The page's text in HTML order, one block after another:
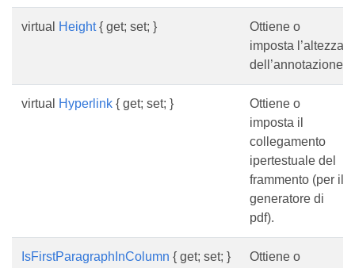
virtual Height{ get; set; }
Ottiene o
imposta l’altezza
dell’annotazione.
virtual Hyperlink { get; set; }
Ottiene o
imposta il
collegamento
ipertestuale del
frammento (per il
generatore di
pdf).
IsFirstParagraphInColumn { get; set; } Ottiene o